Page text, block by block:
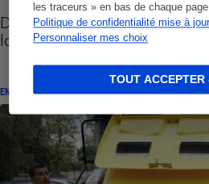
les traceurs » en bas de chaque
Politique de confidentialité mise à
Personnaliser mes choix
TOUT ACCEPTER
Déchets ménagers - Le
lourdes et injustifiées
ENQUÊTE